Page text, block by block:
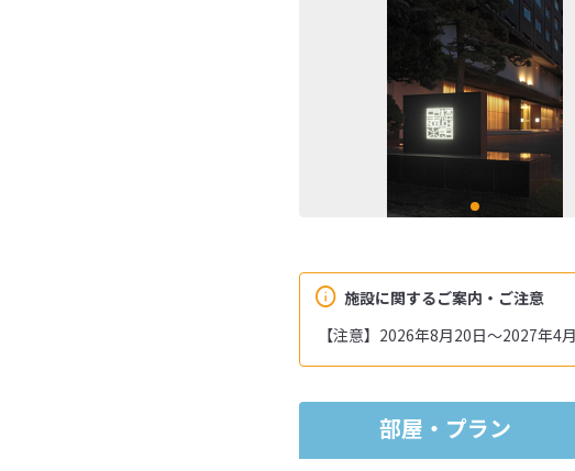
施設に関するご案内・ご注意
【注意】2026年8月20日～2027年4
部屋・プラン